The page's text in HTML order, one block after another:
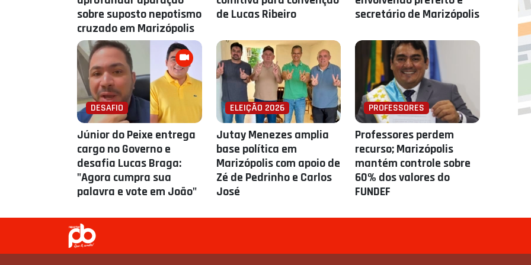
sobre suposto nepotismo
cruzado em Marizópolis
de Lucas Ribeiro
secretário de Marizópolis
DESAFIO
Júnior do Peixe entrega
cargo no Governo e
desafia Lucas Braga:
"Agora cumpra sua
palavra e vote em João"
ELEIÇÃO 2026
Jutay Menezes amplia
base política em
Marizópolis com apoio de
Zé de Pedrinho e Carlos
José
PROFESSORES
Professores perdem
recurso; Marizópolis
mantém controle sobre
60% dos valores do
FUNDEF